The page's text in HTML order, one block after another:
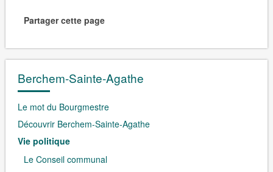
Partager cette page
Berchem-Sainte-Agathe
Le mot du Bourgmestre
Découvrir Berchem-Sainte-Agathe
Vie politique
Le Conseil communal